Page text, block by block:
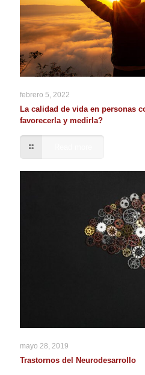
febrero 5, 2022
La calidad de vida en personas
favorecerla y medirla?
mayo 28, 2019
Trastornos del Neurodesarrollo